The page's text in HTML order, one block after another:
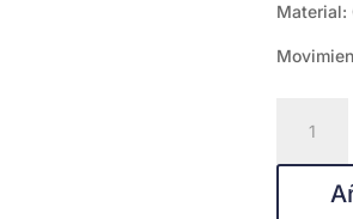
Material:
FS6162
cantidad